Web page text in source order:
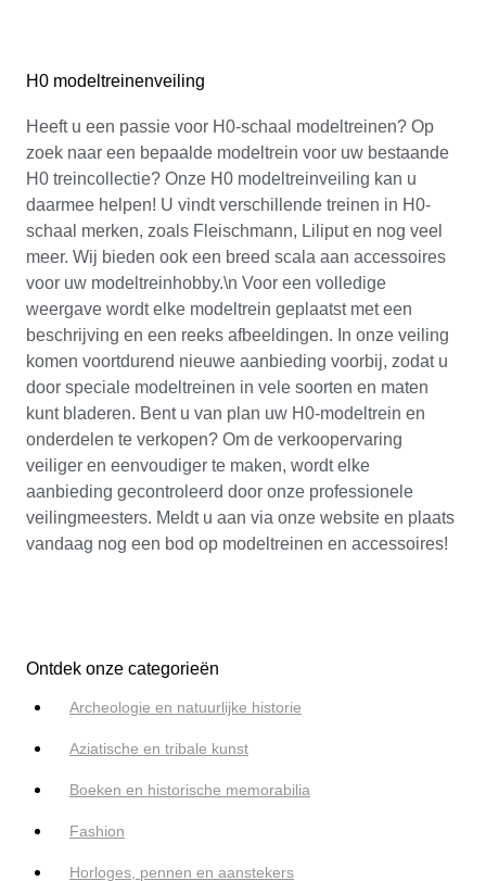
H0 modeltreinenveiling
Heeft u een passie voor H0-schaal modeltreinen? Op
zoek naar een bepaalde modeltrein voor uw bestaande
H0 treincollectie? Onze H0 modeltreinveiling kan u
daarmee helpen! U vindt verschillende treinen in H0-
schaal merken, zoals Fleischmann, Liliput en nog veel
meer. Wij bieden ook een breed scala aan accessoires
voor uw modeltreinhobby.\n Voor een volledige
weergave wordt elke modeltrein geplaatst met een
beschrijving en een reeks afbeeldingen. In onze veiling
komen voortdurend nieuwe aanbieding voorbij, zodat u
door speciale modeltreinen in vele soorten en maten
kunt bladeren. Bent u van plan uw H0-modeltrein en
onderdelen te verkopen? Om de verkoopervaring
veiliger en eenvoudiger te maken, wordt elke
aanbieding gecontroleerd door onze professionele
veilingmeesters. Meldt u aan via onze website en plaats
vandaag nog een bod op modeltreinen en accessoires!
Ontdek onze categorieën
Archeologie en natuurlijke historie
Aziatische en tribale kunst
Boeken en historische memorabilia
Fashion
Horloges, pennen en aanstekers